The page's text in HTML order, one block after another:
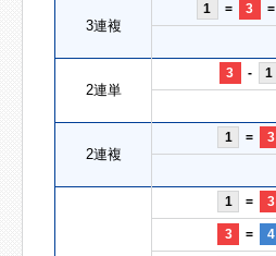
3連複
1 = 3 =
2連単
3 - 1
2連複
1 = 3
1 = 3
3 = 4